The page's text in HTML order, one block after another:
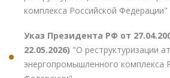
комплекса Российской Федерации"
Указ Президента РФ от
22.05.2026) "О реструктуризации
энергопромышленного комплекса